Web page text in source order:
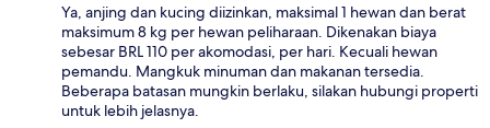
Ya, anjing dan kucing diizinkan, maksimal 1 hewan dan berat
maksimum 8 kg per hewan peliharaan. Dikenakan biaya
sebesar BRL 110 per akomodasi, per hari. Kecuali hewan
pemandu. Mangkuk minuman dan makanan tersedia.
Beberapa batasan mungkin berlaku, silakan hubungi properti
untuk lebih jelasnya.